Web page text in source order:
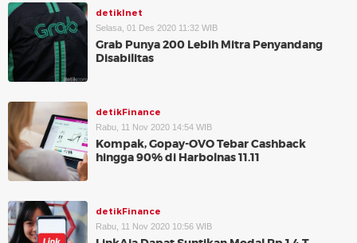
detikInet
Selasa, 01 Des 2020 11:32 WIB
Grab Punya 200 Lebih Mitra Penyandang
Disabilitas
detikFinance
Rabu, 11 Nov 2020 14:54 WIB
Kompak, Gopay-OVO Tebar Cashback
hingga 90% di Harbolnas 11.11
detikFinance
Rabu, 11 Nov 2020 10:56 WIB